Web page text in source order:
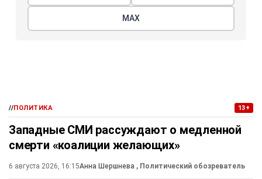
МАХ
//ПОЛИТИКА 13+
Западные СМИ рассуждают о медленной
смерти «коалиции желающих»
6 августа 2026, 16:15Анна Шершнева , Политический обозреватель